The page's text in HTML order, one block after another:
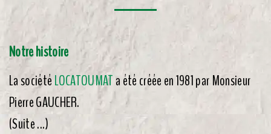
Notre histoire
La sociétéLOCATOUMATa été créée en 1981 par Monsieur
Pierre GAUCHER.
(Suite ...)